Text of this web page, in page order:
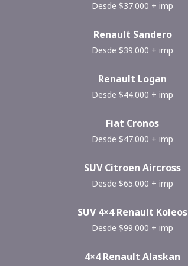
Desde $37.000 + imp
Renault Sandero
Desde $39.000 + imp
Renault Logan
Desde $44.000 + imp
Fiat Cronos
Desde $47.000 + imp
SUV Citroen Aircross
Desde $65.000 + imp
SUV 4×4 Renault Koleos
Desde $99.000 + imp
4×4 Renault Alaskan